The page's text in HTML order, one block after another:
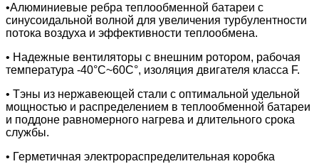
•Алюминиевые ребра теплообменной батареи с
синусоидальной волной для увеличения турбулентности
потока воздуха и эффективности теплообмена.
• Надежные вентиляторы с внешним ротором, рабочая
температура -40°С~60С°, изоляция двигателя класса F.
• Тэны из нержавеющей стали с оптимальной удельной
мощностью и распределением в теплообменной батареи
и поддоне равномерного нагрева и длительного срока
службы.
• Герметичная электрораспределительная коробка